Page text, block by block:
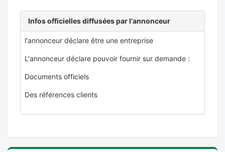
Infos officielles diffusées par l'annonceur
l'annonceur déclare être une entreprise
L'annonceur déclare pouvoir fournir sur demande :
Documents officiels
Des références clients